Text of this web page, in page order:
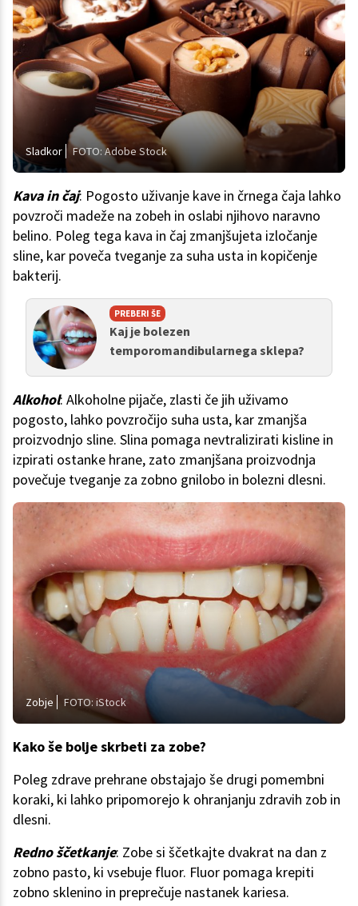
Sladkor FOTO: Adobe Stock
Kava in čaj: Pogosto uživanje kave in črnega čaja lahko
povzroči madeže na zobeh in oslabi njihovo naravno
belino. Poleg tega kava in čaj zmanjšujeta izločanje
sline, kar poveča tveganje za suha usta in kopičenje
bakterij.
PREBERI ŠE
Kaj je bolezen
temporomandibularnega sklepa?
Alkohol: Alkoholne pijače, zlasti če jih uživamo
pogosto, lahko povzročijo suha usta, kar zmanjša
proizvodnjo sline. Slina pomaga nevtralizirati kisline in
izpirati ostanke hrane, zato zmanjšana proizvodnja
povečuje tveganje za zobno gnilobo in bolezni dlesni.
Zobje FOTO: iStock
Kako še bolje skrbeti za zobe?
Poleg zdrave prehrane obstajajo še drugi pomembni
koraki, ki lahko pripomorejo k ohranjanju zdravih zob in
dlesni.
Redno ščetkanje: Zobe si ščetkajte dvakrat na dan z
zobno pasto, ki vsebuje fluor. Fluor pomaga krepiti
zobno sklenino in preprečuje nastanek kariesa.